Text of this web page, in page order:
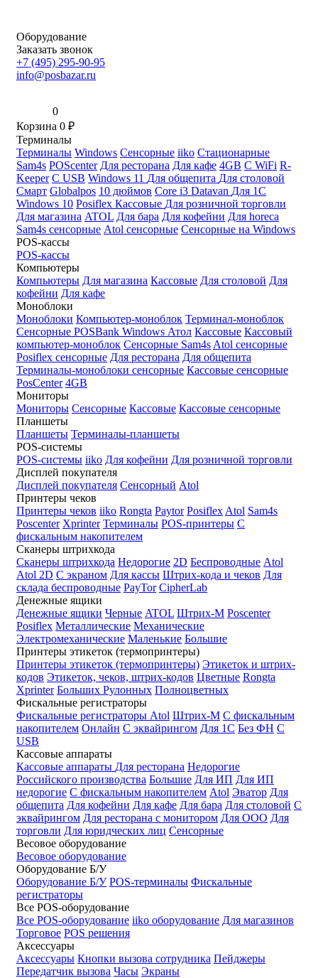
Оборудование
Заказать звонок
+7 (495) 295-90-95
info@posbazar.ru
0
Корзина 0 ₽
Терминалы
Терминалы Windows Сенсорные iiko Стационарные
Sam4s POScenter Для ресторана Для кафе 4GB С WiFi R-
Keeper С USB Windows 11 Для общепита Для столовой
Смарт Globalpos 10 дюймов Core i3 Datavan Для 1С
Windows 10 Posiflex Кассовые Для розничной торговли
Для магазина ATOL Для бара Для кофейни Для horeca
Sam4s сенсорные Atol сенсорные Сенсорные на Windows
POS-кассы
POS-кассы
Компьютеры
Компьютеры Для магазина Кассовые Для столовой Для
кофейни Для кафе
Моноблоки
Моноблоки Компьютер-моноблок Терминал-моноблок
Сенсорные POSBank Windows Атол Кассовые Кассовый
компьютер-моноблок Сенсорные Sam4s Atol сенсорные
Posiflex сенсорные Для ресторана Для общепита
Терминалы-моноблоки сенсорные Кассовые сенсорные
PosCenter 4GB
Мониторы
Мониторы Сенсорные Кассовые Кассовые сенсорные
Планшеты
Планшеты Терминалы-планшеты
POS-системы
POS-системы iiko Для кофейни Для розничной торговли
Дисплей покупателя
Дисплей покупателя Сенсорный Atol
Принтеры чеков
Принтеры чеков iiko Rongta Paytor Posiflex Atol Sam4s
Poscenter Xprinter Терминалы POS-принтеры С
фискальным накопителем
Сканеры штрихкода
Сканеры штрихкода Недорогие 2D Беспроводные Atol
Atol 2D С экраном Для кассы Штрих-кода и чеков Для
склада беспроводные PayTor CipherLab
Денежные ящики
Денежные ящики Черные ATOL Штрих-М Poscenter
Posiflex Металлические Механические
Электромеханические Маленькие Большие
Принтеры этикеток (термопринтеры)
Принтеры этикеток (термопринтеры) Этикеток и штрих-
кодов Этикеток, чеков, штрих-кодов Цветные Rongta
Xprinter Больших Рулонных Полноцветных
Фискальные регистраторы
Фискальные регистраторы Atol Штрих-М С фискальным
накопителем Онлайн С эквайрингом Для 1С Без ФН С
USB
Кассовые аппараты
Кассовые аппараты Для ресторана Недорогие
Российского производства Большие Для ИП Для ИП
недорогие С фискальным накопителем Atol Эватор Для
общепита Для кофейни Для кафе Для бара Для столовой С
эквайрингом Для ресторана с монитором Для ООО Для
торговли Для юридческих лиц Сенсорные
Весовое оборудование
Весовое оборудование
Оборудование Б/У
Оборудование Б/У POS-терминалы Фискальные
регистраторы
Все POS-оборудование
Все POS-оборудование iiko оборудование Для магазинов
Торговое POS решения
Аксессуары
Аксессуары Кнопки вызова сотрудника Пейджеры
Передатчик вызова Часы Экраны